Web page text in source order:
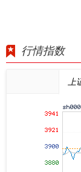
行情指数
上